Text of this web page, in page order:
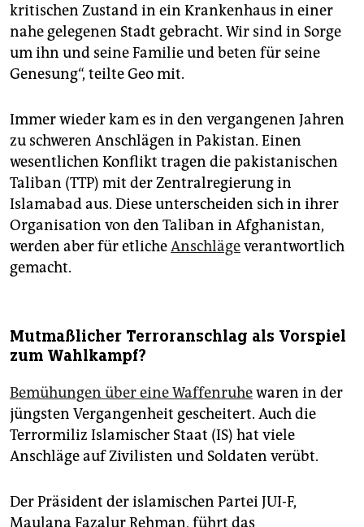
kritischen Zustand in ein Krankenhaus in einer
nahe gelegenen Stadt gebracht. Wir sind in Sorge
um ihn und seine Familie und beten für seine
Genesung“, teilte Geo mit.
Immer wieder kam es in den vergangenen Jahren
zu schweren Anschlägen in Pakistan. Einen
wesentlichen Konflikt tragen die pakistanischen
Taliban (TTP) mit der Zentralregierung in
Islamabad aus. Diese unterscheiden sich in ihrer
Organisation von den Taliban in Afghanistan,
werden aber für etlicheAnschlägeverantwortlich
gemacht.
Mutmaßlicher Terroranschlag als Vorspiel
zum Wahlkampf?
Bemühungen über eine Waffenruhewaren in der
jüngsten Vergangenheit gescheitert. Auch die
Terrormiliz Islamischer Staat (IS) hat viele
Anschläge auf Zivilisten und Soldaten verübt.
Der Präsident der islamischen Partei JUI-F,
Maulana Fazalur Rehman, führt das